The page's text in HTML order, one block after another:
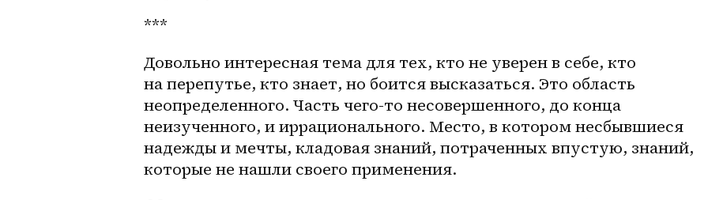
***
Довольно интересная тема для тех, кто не уверен в себе, кто
на перепутье, кто знает, но боится высказаться. Это область
неопределенного. Часть чего-то несовершенного, до конца
неизученного, и иррационального. Место, в котором несбывшиеся
надежды и мечты, кладовая знаний, потраченных впустую, знаний,
которые не нашли своего применения.